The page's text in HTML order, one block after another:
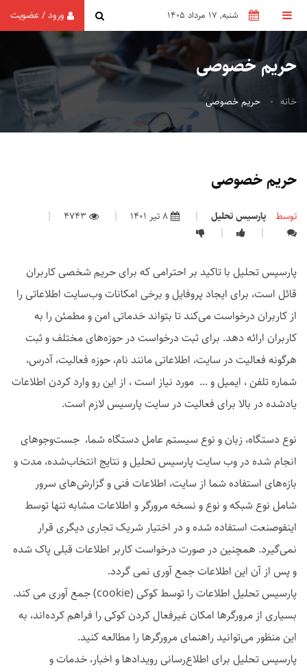
شنبه, 17 مرداد 1405 ورود/عضویت
حریم خصوصی
خانه حریم خصوصی
حریم خصوصی
توسط پارسیس تحلیل
پارسیس تحلیل با تاکید بر احترامی که برای حریم شخصی کاربران
قائل است، برای ایجاد پروفایل و برخی امکانات وب‌سایت اطلاعاتی را
از کاربران درخواست می‌کند تا بتواند خدماتی امن و مطمئن را به
کاربران ارائه دهد. برای ثبت درخواست در حوزه‌های مختلف و ثبت
هرگونه فعالیت در سایت، اطلاعاتی مانند نام، حوزه فعالیت، آدرس،
شماره تلفن ، ایمیل و ... مورد نیاز است ، از این رو وارد کردن اطلاعات
یادشده در بالا برای فعالیت در سایت پارسیس لازم است.
نوع دستگاه، زبان و نوع سیستم عامل دستگاه شما، جست‌وجوهای
انجام شده در وب سایت پارسیس تحلیل و نتایج انتخاب‌شده، مدت و
بازه‌های استفاده شما از سایت، اطلاعات فنی و گزارش‌های سرور
شامل نوع شبکه و نوع و نسخه مرورگر و اطلاعات مشابه تنها توسط
اینفوصنعت استفاده شده و در اختیار شریک تجاری دیگری قرار
نمی‌گیرد. همچنین در صورت درخواست کاربر اطلاعات قبلی پاک شده
و پس از آن این اطلاعات جمع آوری نمی گردد.
پارسیس تحلیل اطلاعات را توسط کوکی (cookie) جمع آوری می کند.
بسیاری از مرورگرها امکان غیرفعال کردن کوکی را فراهم کرده‌اند، به
این منظور می‌توانید راهنمای مرورگرها را مطالعه کنید.
پارسیس تحلیل برای اطلاع‌رسانی رویدادها و اخبار، خدمات و